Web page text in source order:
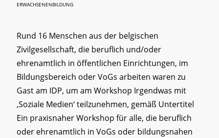
ERWACHSENENBILDUNG
Rund 16 Menschen aus der belgischen
Zivilgesellschaft, die beruflich und/oder
ehrenamtlich in öffentlichen Einrichtungen, im
Bildungsbereich oder VoGs arbeiten waren zu
Gast am IDP, um am Workshop Irgendwas mit
‚Soziale Medien‘ teilzunehmen, gemäß Untertitel
Ein praxisnaher Workshop für alle, die beruflich
oder ehrenamtlich in VoGs oder bildungsnahen